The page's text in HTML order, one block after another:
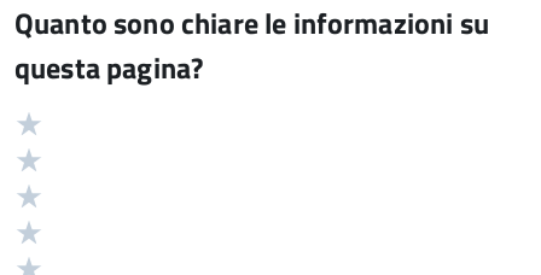
Quanto sono chiare le informazioni su
questa pagina?
Valutazione